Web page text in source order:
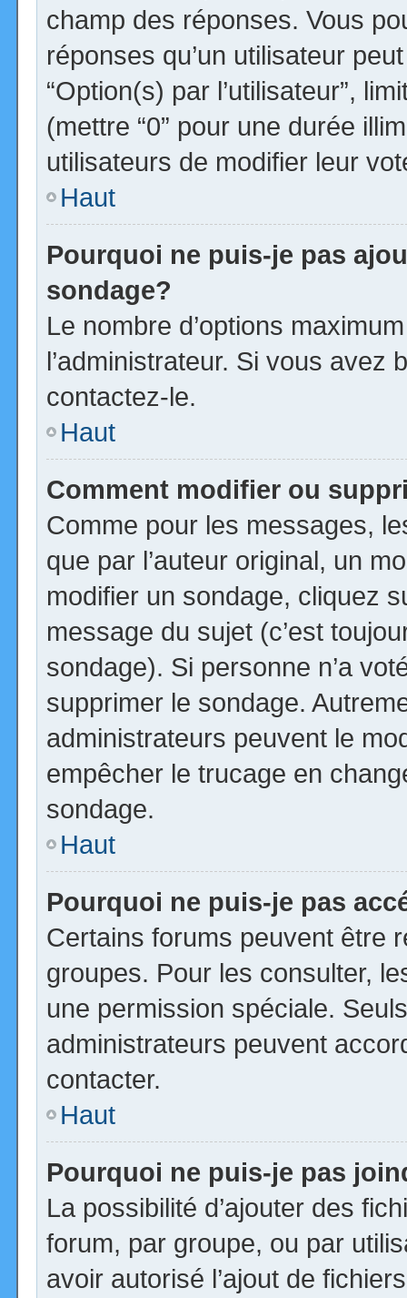
champ des réponses. Vous
réponses qu’un utilisateur
“Option(s) par l’utilisateur”,
(mettre “0” pour une durée
utilisateurs de modifier leur
Haut
Pourquoi ne puis-je pas
sondage?
Le nombre d’options
l’administrateur. Si vous avez
contactez-le.
Haut
Comment modifier ou
Comme pour les messages,
que par l’auteur original, un
modifier un sondage, cliquez
message du sujet (c’est
sondage). Si personne n’a
supprimer le sondage.
administrateurs peuvent le
empêcher le trucage en
sondage.
Haut
Pourquoi ne puis-je pas
Certains forums peuvent être
groupes. Pour les consulter,
une permission spéciale.
administrateurs peuvent
contacter.
Haut
Pourquoi ne puis-je pas
La possibilité d’ajouter des
forum, par groupe, ou par
avoir autorisé l’ajout de